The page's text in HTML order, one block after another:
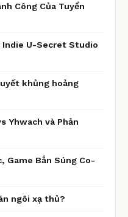
Công Của Tuyển
Indie U-Secret Studio
khủng hoảng
Yhwach và Phản
Game Bắn Súng Co-
ngôi xạ thủ?